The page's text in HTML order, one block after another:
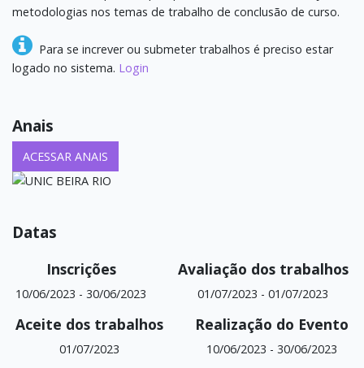
metodologias nos temas de trabalho de conclusão de curso.
Para se increver ou submeter trabalhos é preciso estar
logado no sistema. Login
Anais
ACESSAR ANAIS
Datas
Inscrições
10/06/2023 -30/06/2023
Avaliação dos trabalhos
01/07/2023 -01/07/2023
Aceite dos trabalhos
01/07/2023
Realização do Evento
10/06/2023 - 30/06/2023